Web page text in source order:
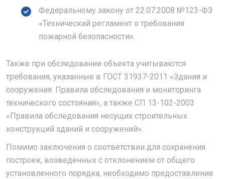
Федеральному закону от 22.07.2008 №123-ФЗ
«Технический регламент о требования
пожарной безопасности».
Также при обследовании объекта учитываются
требования, указанные в ГОСТ 31937-2011 «Здания и
сооружения. Правила обследования и мониторинга
технического состояния», а также СП 13-102-2003
«Правила обследования несущих строительных
конструкций зданий и сооружений».
Помимо заключения о соответствии для сохранения
построек, возведённых с отклонением от общего
установленного порядка, необходимо предоставление